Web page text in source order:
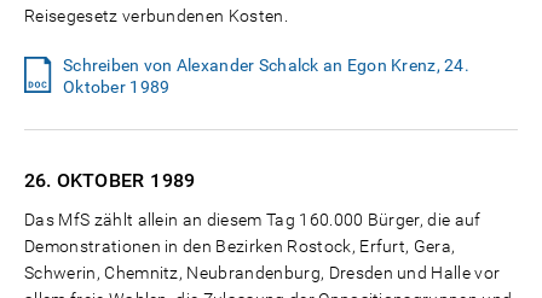
Reisegesetz verbundenen Kosten.
Schreiben von Alexander Schalck an Egon Krenz, 24.
Oktober 1989
26. OKTOBER 1989
Das MfS zählt allein an diesem Tag 160.000 Bürger, die auf
Demonstrationen in den Bezirken Rostock, Erfurt, Gera,
Schwerin, Chemnitz, Neubrandenburg, Dresden und Halle vor